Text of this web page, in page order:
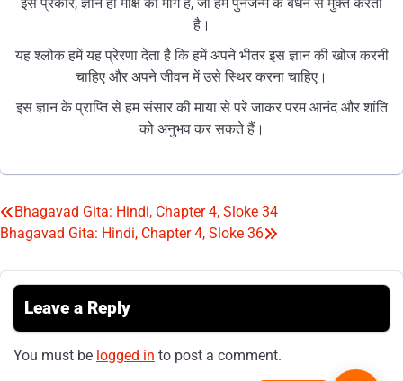
है।
यह श्लोक हमें यह प्रेरणा देता है कि हमें अपने भीतर इस ज्ञान की खोज करनी
चाहिए और अपने जीवन में उसे स्थिर करना चाहिए।
इस ज्ञान के प्राप्ति से हम संसार की माया से परे जाकर परम आनंद और शांति
को अनुभव कर सकते हैं।
Post
navigation
Bhagavad Gita: Hindi, Chapter 4, Sloke 34
Bhagavad Gita: Hindi, Chapter 4, Sloke 36
Leave a Reply
You must be logged in to post a comment.